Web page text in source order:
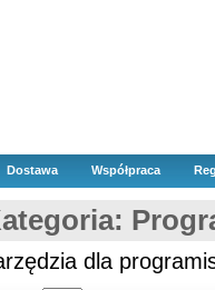
Dostawa Współpraca
dla